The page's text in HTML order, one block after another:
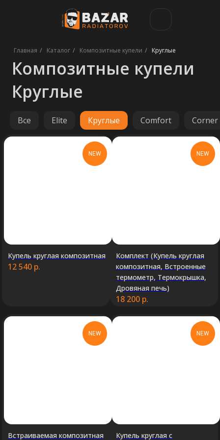
Главная / Каталог / Композитные купели / Круглые
Композитные купели
Круглые
Все Elite Круглые Comfort Corner
NEW
Купель круглая композитная
12 540 р.
NEW
Комплект (Купель круглая
композитная, Встроенные
термометр, Термокрышка,
Дровяная печь)
18 200 р.
NEW
Встраиваемая композитная
NEW
Купель круглая с